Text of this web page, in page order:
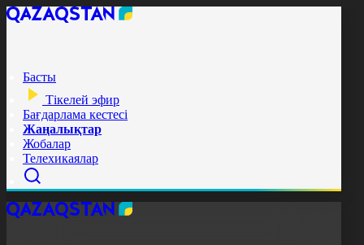
Басты
Тікелей эфир
Бағдарлама кестесі
Жаңалықтар
Жобалар
Телехикаялар